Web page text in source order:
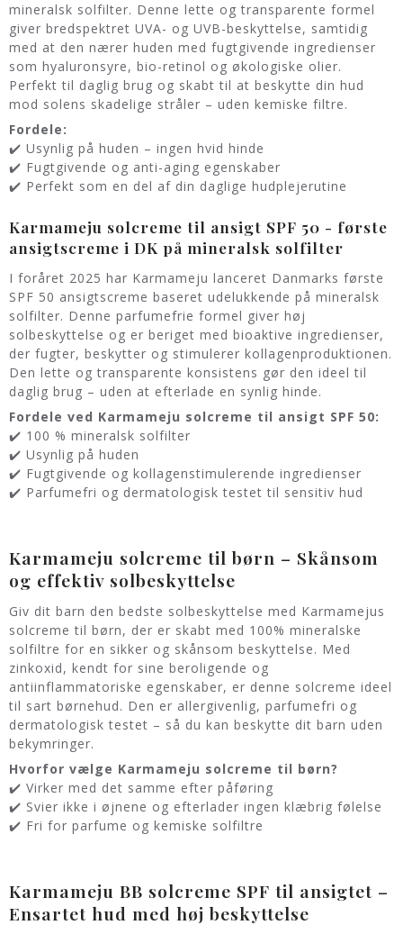
mineralsk solfilter. Denne lette og transparente formel
giver bredspektret UVA- og UVB-beskyttelse, samtidig
med at den nærer huden med fugtgivende ingredienser
som hyaluronsyre, bio-retinol og økologiske olier.
Perfekt til daglig brug og skabt til at beskytte din hud
mod solens skadelige stråler – uden kemiske filtre.
Fordele:
✔️ Usynlig på huden – ingen hvid hinde
✔️ Fugtgivende og anti-aging egenskaber
✔️ Perfekt som en del af din daglige hudplejerutine
Karmameju solcreme til ansigt SPF 50 - første
ansigtscreme i DK på mineralsk solfilter
I foråret 2025 har Karmameju lanceret Danmarks første
SPF 50 ansigtscreme baseret udelukkende på mineralsk
solfilter. Denne parfumefrie formel giver høj
solbeskyttelse og er beriget med bioaktive ingredienser,
der fugter, beskytter og stimulerer kollagenproduktionen.
Den lette og transparente konsistens gør den ideel til
daglig brug – uden at efterlade en synlig hinde.
Fordele ved Karmameju solcreme til ansigt SPF 50:
✔️ 100 % mineralsk solfilter
✔️ Usynlig på huden
✔️ Fugtgivende og kollagenstimulerende ingredienser
✔️ Parfumefri og dermatologisk testet til sensitiv hud
Karmameju solcreme til børn – Skånsom
og effektiv solbeskyttelse
Giv dit barn den bedste solbeskyttelse med Karmamejus
solcreme til børn, der er skabt med 100% mineralske
solfiltre for en sikker og skånsom beskyttelse. Med
zinkoxid, kendt for sine beroligende og
antiinflammatoriske egenskaber, er denne solcreme ideel
til sart børnehud. Den er allergivenlig, parfumefri og
dermatologisk testet – så du kan beskytte dit barn uden
bekymringer.
Hvorfor vælge Karmameju solcreme til børn?
✔️ Virker med det samme efter påføring
✔️ Svier ikke i øjnene og efterlader ingen klæbrig følelse
✔️ Fri for parfume og kemiske solfiltre
Karmameju BB solcreme SPF til ansigtet –
Ensartet hud med høj beskyttelse